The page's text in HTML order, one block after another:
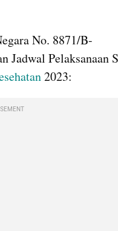
No. 8871/B-
Jadwal Pelaksanaan
2023: